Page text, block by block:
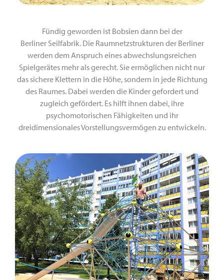
Fündig geworden ist Bobsien dann bei der
Berliner Seilfabrik. Die Raumnetzstrukturen der Berliner
werden dem Anspruch eines abwechslungsreichen
Spielgerätes mehr als gerecht. Sie ermöglichen nicht nur
das sichere Klettern in die Höhe, sondern in jede Richtung
des Raumes. Dabei werden die Kinder gefordert und
zugleich gefördert. Es hilft ihnen dabei, ihre
psychomotorischen Fähigkeiten und ihr
dreidimensionales Vorstellungsvermögen zu entwickeln.